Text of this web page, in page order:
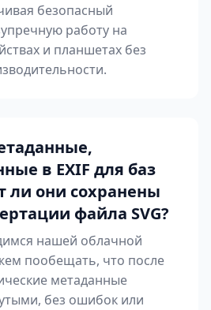
безопасный
работу на
и планшетах без
в EXIF для баз
ли они сохранены
файла SVG?
нашей облачной
пообещать, что после
метаданные
без ошибок или